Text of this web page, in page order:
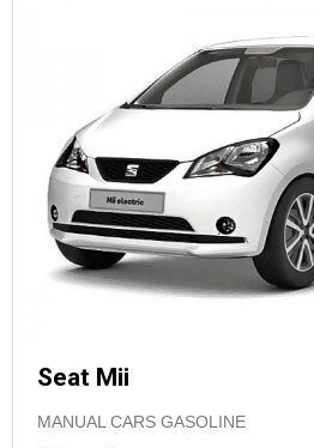
Seat Mii
MANUAL CARS GASOLINE